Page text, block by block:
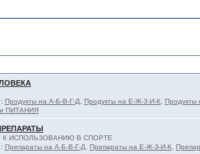
Продукты на А-Б-В-Г-Д Продукты на Е-Ж-З-И-К,
ПИТАНИЯ
К ИСПОЛЬЗОВАНИЮ В СПОРТЕ
Препараты на А-Б-В-Г-Д Препараты на Е-Ж-З-И-К,